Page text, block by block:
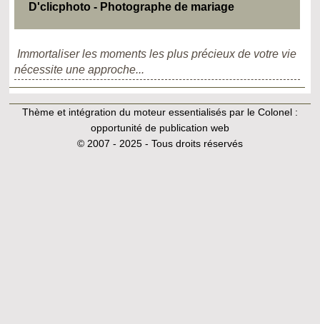
D'clicphoto - Photographe de mariage
Immortaliser les moments les plus précieux de votre vie
nécessite une approche...
Thème et intégration du moteur essentialisés par le Colonel :
opportunité de publication web
© 2007 - 2025 - Tous droits réservés